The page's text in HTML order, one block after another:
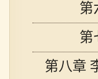
第
第
第八章